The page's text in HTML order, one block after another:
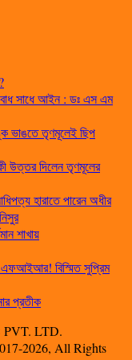
সাধে আইন : ডঃ এস এম
ভাঙতে তৃণমূলেই ছিপ
উত্তর দিলেন তৃণমূলের
হারাতে পারেন অধীর
শাখায়
এফআইআর! বিস্মিত সুপ্রিম
প্রতীক
PVT. LTD.
2026, All Rights